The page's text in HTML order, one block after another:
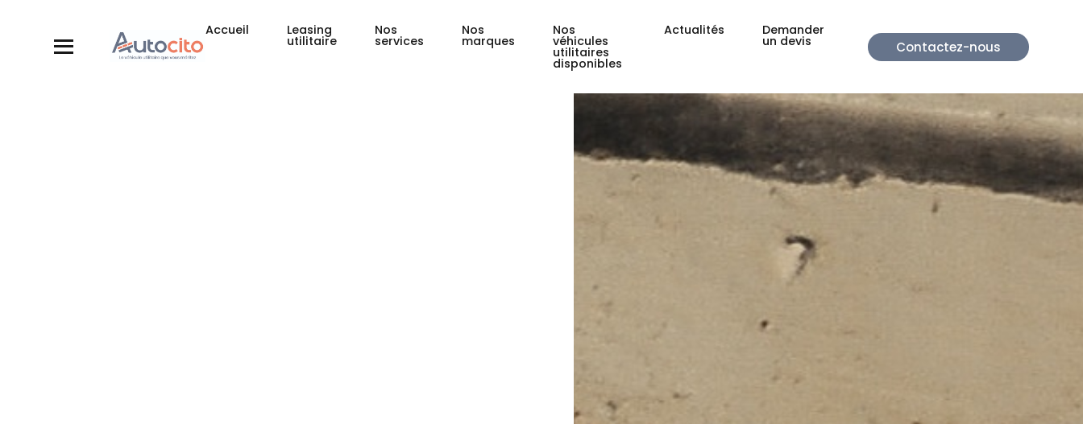
Accueil Leasing
utilitaire
Nos
services
Nos
marques
Nos
véhicules
utilitaires
disponibles
Actualités Demander
un devis Contactez-nous